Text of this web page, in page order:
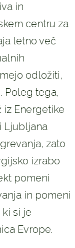
in
centru za
letno več
odložiti,
Poleg tega,
iz Energetike
Ljubljana
zato
izrabo
pomeni
in pomeni
si je
Evrope.